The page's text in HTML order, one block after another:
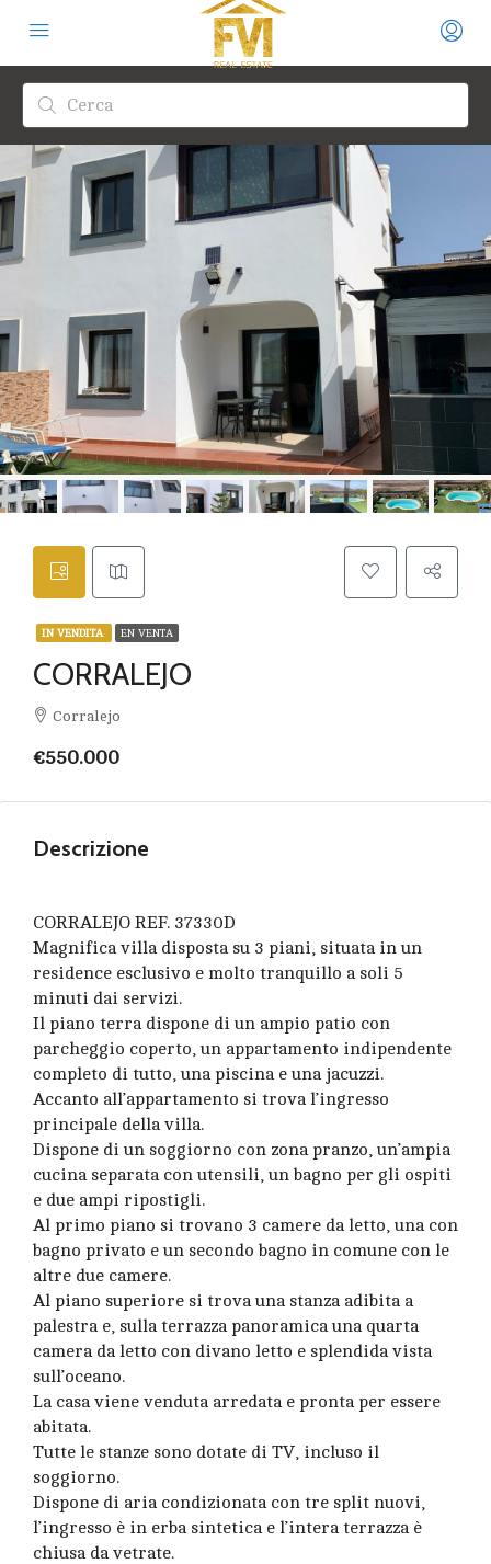
IN VENDITA EN VENTA
CORRALEJO
Corralejo
€550.000
Descrizione
CORRALEJO REF. 37330D
Magnifica villa disposta su 3 piani, situata in un
residence esclusivo e molto tranquillo a soli 5
minuti dai servizi.
Il piano terra dispone di un ampio patio con
parcheggio coperto, un appartamento indipendente
completo di tutto, una piscina e una jacuzzi.
Accanto all’appartamento si trova l’ingresso
principale della villa.
Dispone di un soggiorno con zona pranzo, un’ampia
cucina separata con utensili, un bagno per gli ospiti
e due ampi ripostigli.
Al primo piano si trovano 3 camere da letto, una con
bagno privato e un secondo bagno in comune con le
altre due camere.
Al piano superiore si trova una stanza adibita a
palestra e, sulla terrazza panoramica una quarta
camera da letto con divano letto e splendida vista
sull’oceano.
La casa viene venduta arredata e pronta per essere
abitata.
Tutte le stanze sono dotate di TV, incluso il
soggiorno.
Dispone di aria condizionata con tre split nuovi,
l’ingresso è in erba sintetica e l’intera terrazza è
chiusa da vetrate.